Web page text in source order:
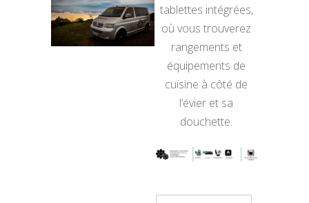
tablettes intégrées,
où vous trouverez
rangements et
équipements de
cuisine à côté de
l’évier et sa
douchette.